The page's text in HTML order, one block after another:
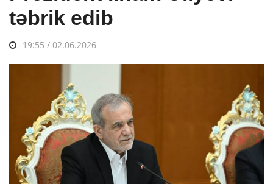
təbrik edib
19:55 / 02.06.2026